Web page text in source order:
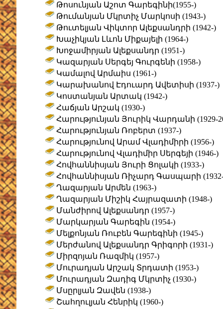
Թոսունյան Աշոտ Գարեգինի(1955-)
Թումանյան Մկրտիչ Մարկոսի (1943-)
Թուտելյան Վիկտոր Ալեքսանդրի (1942-)
Խաչիկյան Լևոն Միքայելի (1964-)
Խոջամիրյան Ալեքսանդր (1951-)
Կազարյան Սերգեյ Գուրգենի (1958-)
Կամալով Արմաիս (1961-)
Կարախանով Էդուարդ Ավետիսի (1937-)
Կոստանյան Արտակ (1942-)
Հաճյան Արշակ (1930-)
Հարությունյան Յուրիկ Վարդանի (1929-
Հարությունյան Ռոբերտ (1937-)
Հարությունով Արամ Վլադիմիրի (1956-)
Հարությունով Վլադիմիր Սերգեյի (1946-)
Հովհաննիսյան Յուրի Ցոլակի (1933-)
Հովհաննիսյան Ռիչարդ Գասպարի (1932-
Ղազարյան Արմեն (1963-)
Ղազարյան Միշիկ Հայրազատի (1948-)
Մանժիրով Ալեքսանդր (1957-)
Մարկարյան Գարեգին (1954-)
Մելքոնյան Ռուբեն Գարեգինի (1945-)
Մերժանով Ալեքսանդր Գրիգորի (1931-)
Միրզոյան Ռազմիկ (1957-)
Մուրադյան Արշակ Տրդատի (1953-)
Մուրադյան Զադիգ Մկրտիչ (1930-)
Մսըրլյան Զավեն (1938-)
Շահղուլյան Հենրիկ (1960-)